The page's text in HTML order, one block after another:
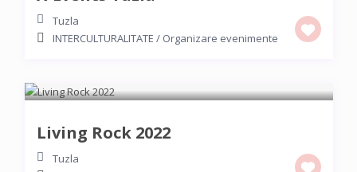
Tuzla
INTERCULTURALITATE / Organizare evenimente
Living Rock 2022
Tuzla